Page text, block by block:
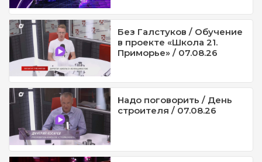
Без Галстуков / Обучение
в проекте «Школа 21.
Приморье» / 07.08.26
Надо поговорить / День
строителя / 07.08.26